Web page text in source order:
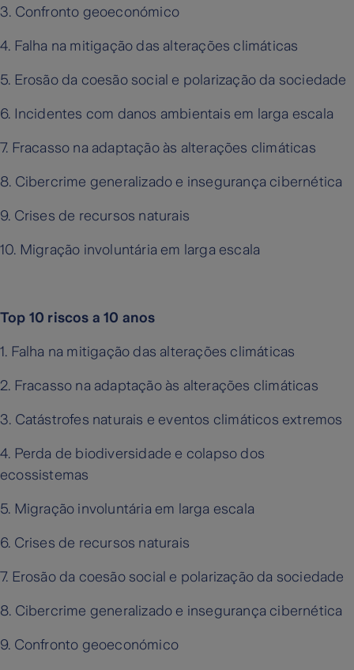
3. Confronto geoeconómico
4. Falha na mitigação das alterações climáticas
5. Erosão da coesão social e polarização da sociedade
6. Incidentes com danos ambientais em larga escala
7. Fracasso na adaptação às alterações climáticas
8. Cibercrime generalizado e insegurança cibernética
9. Crises de recursos naturais
10. Migração involuntária em larga escala
Top 10 riscos a 10 anos
1. Falha na mitigação das alterações climáticas
2. Fracasso na adaptação às alterações climáticas
3. Catástrofes naturais e eventos climáticos extremos
4. Perda de biodiversidade e colapso dos
ecossistemas
5. Migração involuntária em larga escala
6. Crises de recursos naturais
7. Erosão da coesão social e polarização da sociedade
8. Cibercrime generalizado e insegurança cibernética
9. Confronto geoeconómico